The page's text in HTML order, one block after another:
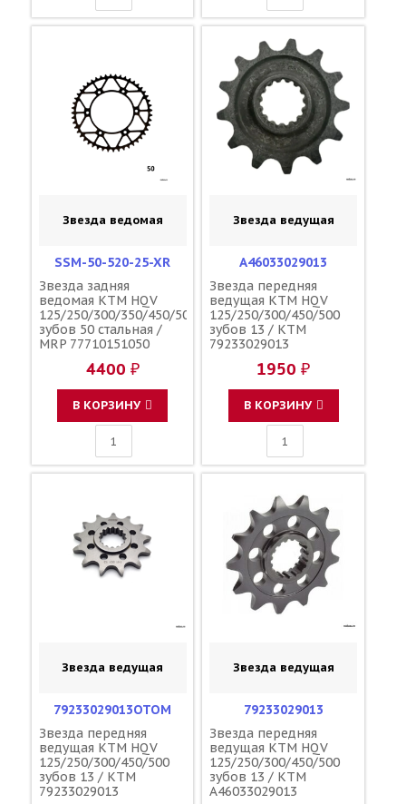
Звезда ведомая
SSM-50-520-25-XR
Звезда задняя
ведомая KTM HQV
125/250/300/350/450/500
зубов 50 стальная /
MRP 77710151050
4400 ₽
В КОРЗИНУ
Звезда ведущая
A46033029013
Звезда передняя
ведущая KTM HQV
125/250/300/450/500
зубов 13 / KTM
79233029013
1950 ₽
В КОРЗИНУ
Звезда ведущая
79233029013OTOM
Звезда передняя
ведущая KTM HQV
125/250/300/450/500
зубов 13 / KTM
79233029013
Звезда ведущая
79233029013
Звезда передняя
ведущая KTM HQV
125/250/300/450/500
зубов 13 / KTM
A46033029013